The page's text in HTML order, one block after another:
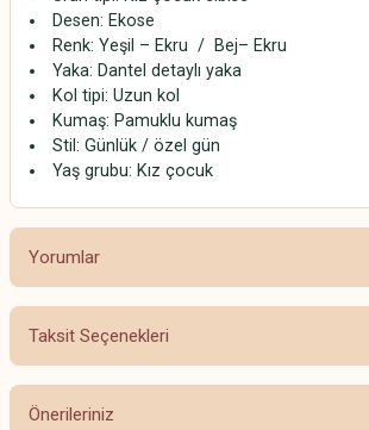
Desen: Ekose
Renk: Yeşil – Ekru / Bej– Ekru
Yaka: Dantel detaylı yaka
Kol tipi: Uzun kol
Kumaş: Pamuklu kumaş
Stil: Günlük / özel gün
Yaş grubu: Kız çocuk
Yorumlar
Bu ürüne ilk yorumu siz yapın!
Taksit Seçenekleri
Önerileriniz